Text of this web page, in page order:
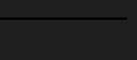
advierte el consultor